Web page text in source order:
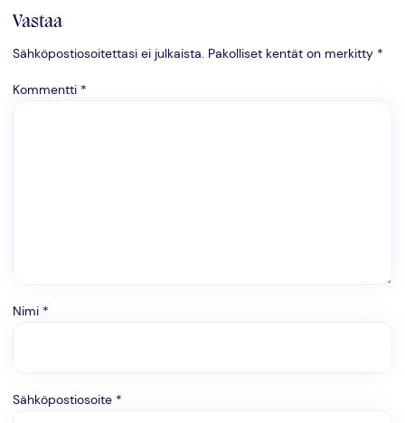
Vastaa
Sähköpostiosoitettasi ei julkaista. Pakolliset kentät on merkitty *
Kommentti *
Nimi *
Sähköpostiosoite *